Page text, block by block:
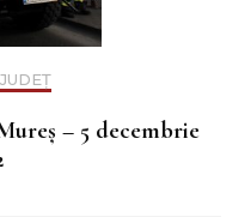
– 5 decembrie